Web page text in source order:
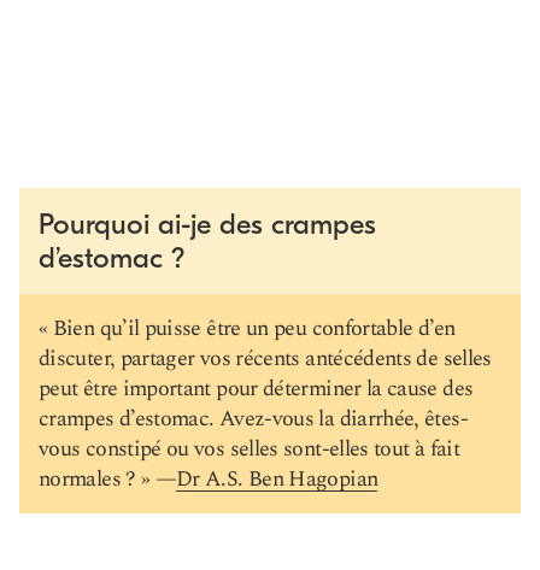
Pourquoi ai-je des crampes
d’estomac ?
« Bien qu’il puisse être un peu confortable d’en
discuter, partager vos récents antécédents de selles
peut être important pour déterminer la cause des
crampes d’estomac. Avez-vous la diarrhée, êtes-
vous constipé ou vos selles sont-elles tout à fait
normales ? » —Dr A.S. Ben Hagopian